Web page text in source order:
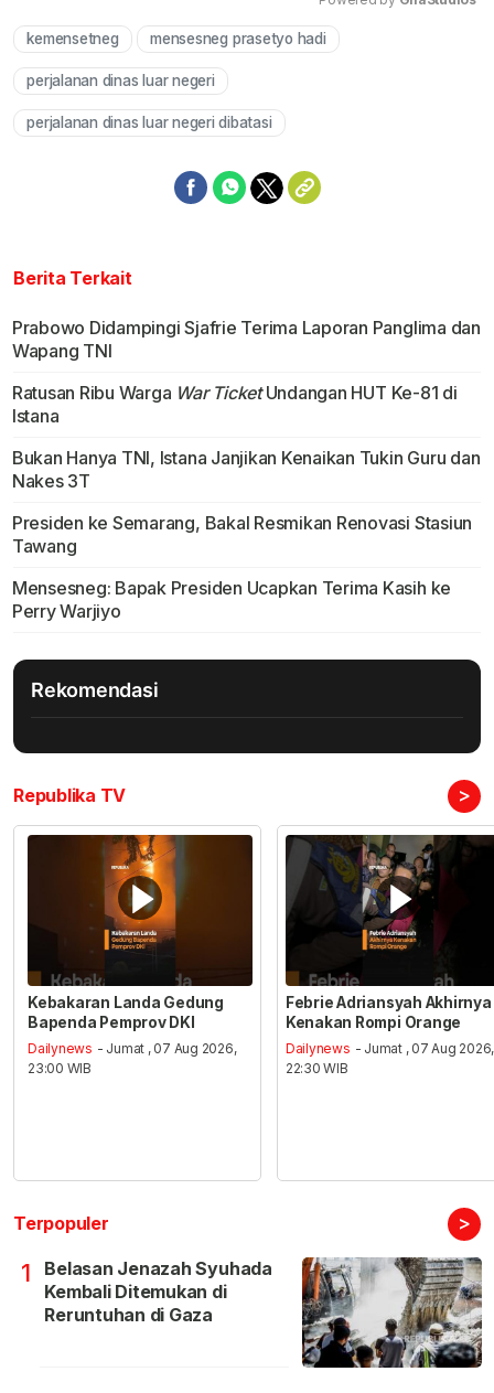
kemensetneg mensesneg prasetyo hadi
perjalanan dinas luar negeri
perjalanan dinas luar negeri dibatasi
Berita Terkait
Prabowo Didampingi Sjafrie Terima Laporan Panglima dan
Wapang TNI
Ratusan Ribu Warga War TicketUndangan HUT Ke-81 di
Istana
Bukan Hanya TNI, Istana Janjikan Kenaikan Tukin Guru dan
Nakes 3T
Presiden ke Semarang, Bakal Resmikan Renovasi Stasiun
Tawang
Mensesneg: Bapak Presiden Ucapkan Terima Kasih ke
Perry Warjiyo
Rekomendasi
Republika TV >
Kebakaran Landa Gedung
Bapenda Pemprov DKI
Dailynews - Jumat , 07 Aug 2026,
23:00 WIB
Febrie Adriansyah Akhirnya
Kenakan Rompi Orange
Dailynews - Jumat , 07 Aug 2026,
22:30 WIB
Terpopuler >
1
Belasan Jenazah Syuhada
Kembali Ditemukan di
Reruntuhan di Gaza